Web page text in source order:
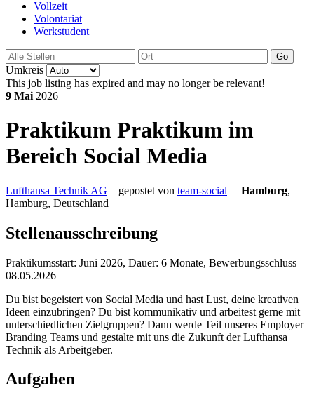
Vollzeit
Volontariat
Werkstudent
Go
Umkreis
This job listing has expired and may no longer be relevant!
9 Mai 2026
Praktikum Praktikum im
Bereich Social Media
Lufthansa Technik AG – gepostet von team-social – Hamburg,
Hamburg, Deutschland
Stellenausschreibung
Praktikumsstart: Juni 2026, Dauer: 6 Monate, Bewerbungsschluss
08.05.2026
Du bist begeistert von Social Media und hast Lust, deine kreativen
Ideen einzubringen? Du bist kommunikativ und arbeitest gerne mit
unterschiedlichen Zielgruppen? Dann werde Teil unseres Employer
Branding Teams und gestalte mit uns die Zukunft der Lufthansa
Technik als Arbeitgeber.
Aufgaben